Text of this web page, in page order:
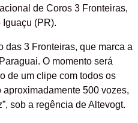
de Coros 3 Fronteiras,
Iguaçu (PR).
das 3 Fronteiras, que marca a
O momento será
de um clipe com todos os
aproximadamente 500 vozes,
sob a regência de Altevogt.